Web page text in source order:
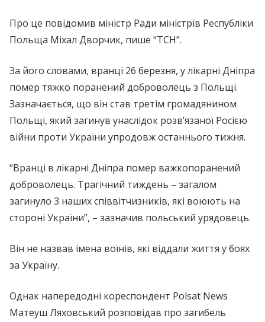
Про це повідомив міністр Ради міністрів Республіки
Польща Міхал Дворчик, пише “ТСН”.
За його словами, вранці 26 березня, у лікарні Дніпра
помер тяжко поранений доброволець з Польщі.
Зазначається, що він став третім громадянином
Польщі, який загинув унаслідок розв’язаної Росією
війни проти України упродовж останнього тижня.
“Вранці в лікарні Дніпра помер важкопоранений
доброволець. Трагічний тиждень – загалом
загинуло 3 наших співвітчизників, які воюють на
стороні України”, – зазначив польський урядовець.
Він не назвав імена воїнів, які віддали життя у боях
за Україну.
Однак напередодні кореспондент Polsat News
Матеуш Ляховський розповідав про загибель